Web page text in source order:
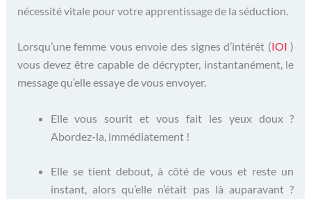
nécessité vitale pour votre apprentissage de la séduction.
Lorsqu’une femme vous envoie des signes d’intérêt (IOI)
vous devez être capable de décrypter, instantanément, le
message qu’elle essaye de vous envoyer.
Elle vous sourit et vous fait les yeux doux ?
Abordez-la, immédiatement !
Elle se tient debout, à côté de vous et reste un
instant, alors qu’elle n’était pas là auparavant ?